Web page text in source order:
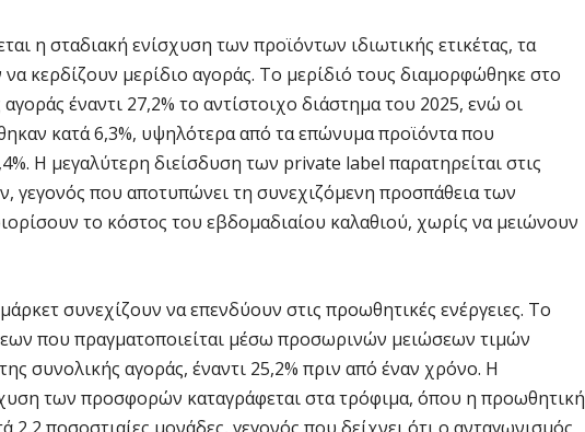
η σταδιακή ενίσχυση των προϊόντων ιδιωτικής ετικέτας, τα
κερδίζουν μερίδιο αγοράς. Το μερίδιό τους διαμορφώθηκε στο
έναντι 27,2% το αντίστοιχο διάστημα του 2025, ενώ οι
κατά 6,3%, υψηλότερα από τα επώνυμα προϊόντα που
Η μεγαλύτερη διείσδυση των private label παρατηρείται στις
γεγονός που αποτυπώνει τη συνεχιζόμενη προσπάθεια των
το κόστος του εβδομαδιαίου καλαθιού, χωρίς να μειώνουν
συνεχίζουν να επενδύουν στις προωθητικές ενέργειες. Το
που πραγματοποιείται μέσω προσωρινών μειώσεων τιμών
συνολικής αγοράς, έναντι 25,2% πριν από έναν χρόνο. Η
των προσφορών καταγράφεται στα τρόφιμα, όπου η προωθητική